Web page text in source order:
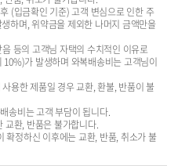
(입금확인 기준) 고객 변심으로 인한 주
하며, 위약금을 제외한 나머지 금액만을
등의 고객님 자택의 수치적인 이유로
가 발생하며 와복배송비는 고객님이
용한 제품일 경우 교환, 환불, 반품이 불
송비는 고객 부담이 됩니다.
교환, 반품은 불가합니다.
확정하신 이후에는 교환, 반품, 취소가 불